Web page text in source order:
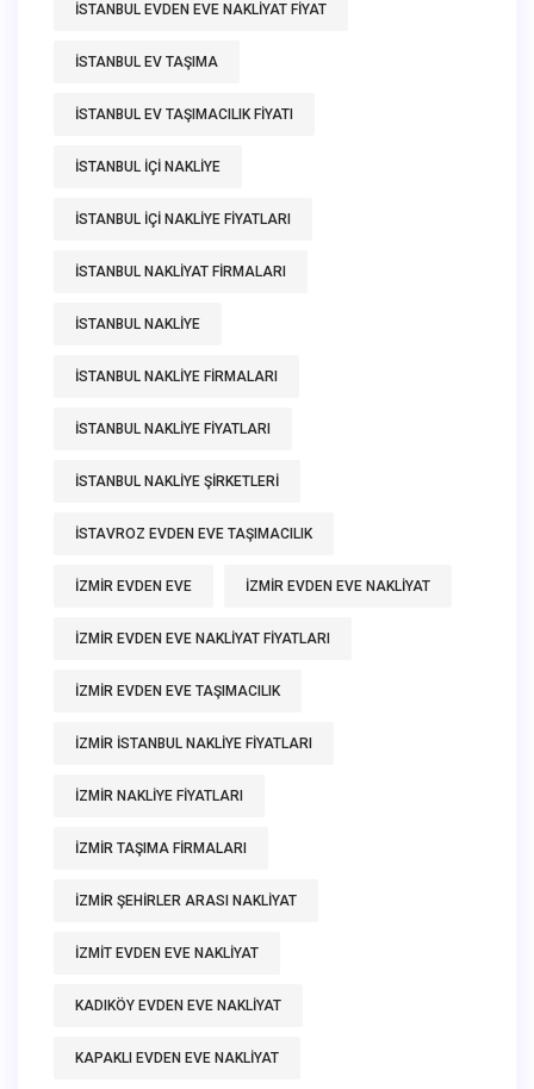
ISTANBUL EVDEN EVE NAKLIYAT FIYAT
ISTANBUL EV TAŞIMA
ISTANBUL EV TAŞIMACILIK FIYATI
ISTANBUL IÇI NAKLIYE
ISTANBUL IÇI NAKLIYE FIYATLARI
ISTANBUL NAKLIYAT FIRMALARI
ISTANBUL NAKLIYE
ISTANBUL NAKLIYE FIRMALARI
ISTANBUL NAKLIYE FIYATLARI
ISTANBUL NAKLIYE ŞIRKETLERI
ISTAVROZ EVDEN EVE TAŞIMACILIK
IZMIR EVDEN EVE IZMIR EVDEN EVE NAKLIYAT
IZMIR EVDEN EVE NAKLIYAT FIYATLARI
IZMIR EVDEN EVE TAŞIMACILIK
IZMIR ISTANBUL NAKLIYE FIYATLARI
IZMIR NAKLIYE FIYATLARI
IZMIR TAŞIMA FIRMALARI
IZMIR ŞEHIRLER ARASI NAKLIYAT
IZMIT EVDEN EVE NAKLIYAT
KADIKÖY EVDEN EVE NAKLIYAT
KAPAKLI EVDEN EVE NAKLIYAT